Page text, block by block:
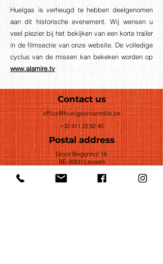
Huelgas is verheugd te hebben deelgenomen
aan dit historische evenement. Wij wensen u
veel plezier bij het bekijken van een korte trailer
in de filmsectie van onze website. De volledige
cyclus van de missen kan bekeken worden op
www.alamire.tv
Contact us
office@huelgasensemble.be
+32 471 22 82 40
Postal address
Groot Begijnhof 16
BE-3000 Leuven